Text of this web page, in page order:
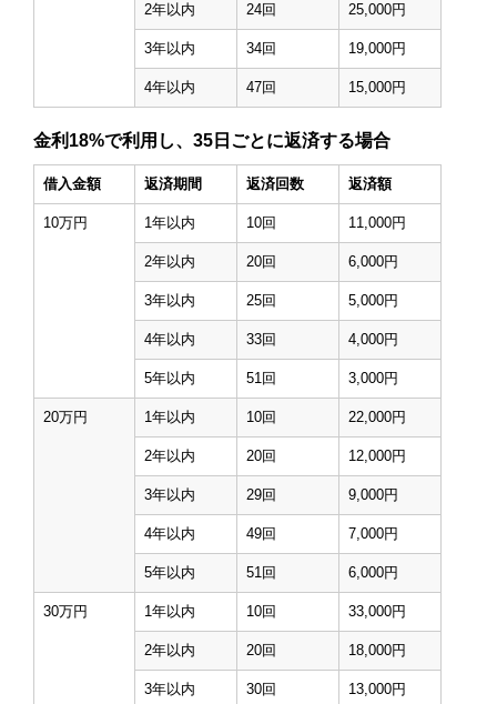
2年以内 24回 25,000円
3年以内 34回 19,000円
4年以内 47回 15,000円
金利18%で利用し、35日ごとに返済する場合
借入金額 返済期間 返済回数 返済額
10万円 1年以内 10回 11,000円
2年以内 20回 6,000円
3年以内 25回 5,000円
4年以内 33回 4,000円
5年以内 51回 3,000円
20万円 1年以内 10回 22,000円
2年以内 20回 12,000円
3年以内 29回 9,000円
4年以内 49回 7,000円
5年以内 51回 6,000円
30万円 1年以内 10回 33,000円
2年以内 20回 18,000円
3年以内 30回 13,000円